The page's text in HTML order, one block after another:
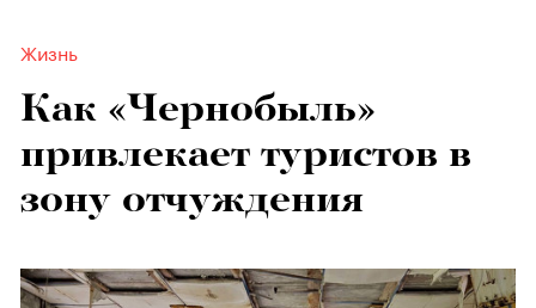
Жизнь
Как «Чернобыль»
привлекает туристов в
зону отчуждения